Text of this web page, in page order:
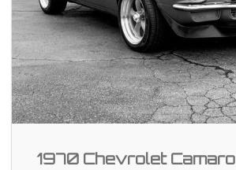
1970 Chevrolet Camaro